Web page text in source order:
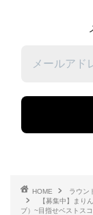
ー
ア
レ
HOME
ラウン
【募集中】まり
ブ）~目指せベストス